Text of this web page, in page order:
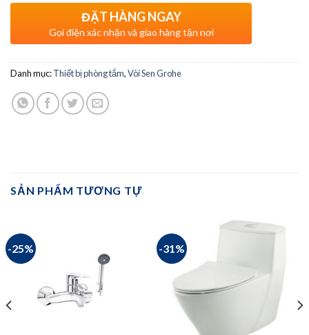
ĐẶT HÀNG NGAY
Gọi điện xác nhận và giao hàng tận nơi
Danh mục:Thiết bị phòng tắm,Vòi Sen Grohe
SẢN PHẨM TƯƠNG TỰ
-25% -31%